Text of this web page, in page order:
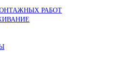
РАБОТ